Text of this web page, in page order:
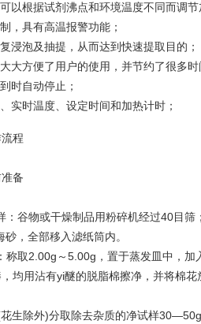
以根据试剂沸点和环境温度不同而调节
，具有高温报警功能；
浸泡及抽提，从而达到快速提取目的；
大方便了用户的使用，并节约了很多时
时自动停止；
实时温度、设定时间和加热计时；
程
备
：谷物或干燥制品用粉碎机经过40目
，全部移入滤纸筒内。
称取2.00g～5.00g，置于蒸发皿中，
均用沾有yi醚的脱脂棉擦净，并将棉花
生除外)分取除去杂质的净试样